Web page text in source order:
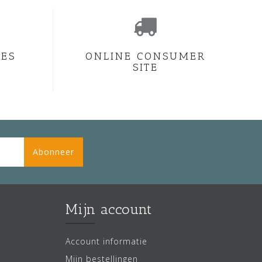
ONLINE CONSUMER
SITE
Abonneer
Mijn account
Account informatie
Mijn bestellingen